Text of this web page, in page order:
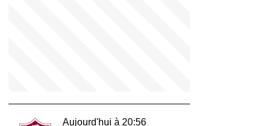
Aujourd'hui à 20:56